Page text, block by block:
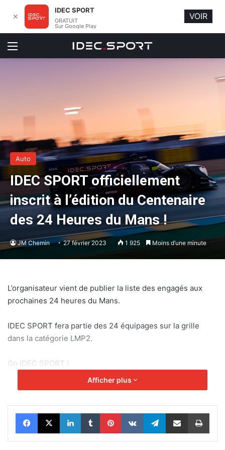
Menu
Auto
IDEC SPORT officiellement
inscrit à l’édition du Centenaire
des 24 Heures du Mans !
JM Chemin 27 février 2023 1 925 Moins d’une minute
L’organisateur vient de publier la liste des engagés aux
prochaines 24 heures du Mans.
IDEC SPORT fera partie des 24 équipages sur la grille
dans la catégorie LMP2.
Go IDEC SPORT !
Afficher plus
Facebook
X LinkedinTumblrPinterestVKontakteTelegramPartager par email
✕
IDEC SPORT
GRATUIT
Sur Google Play
VOIR